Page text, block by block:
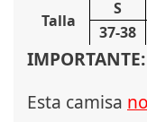
Talla
S
37-38
IMPORTANTE:
Esta camisa